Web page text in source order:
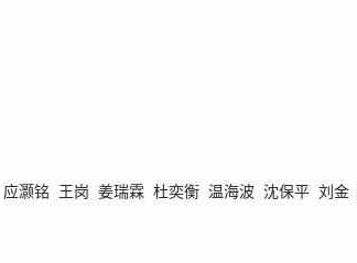
应灏铭 王岗 姜瑞霖 杜奕衡 温海波 沈保平 刘金